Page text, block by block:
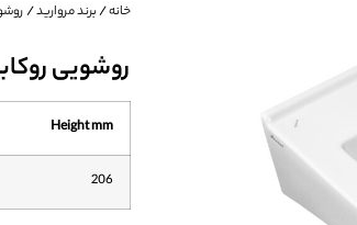
خانه/برند مروارید/
روشویی
Height mm
206